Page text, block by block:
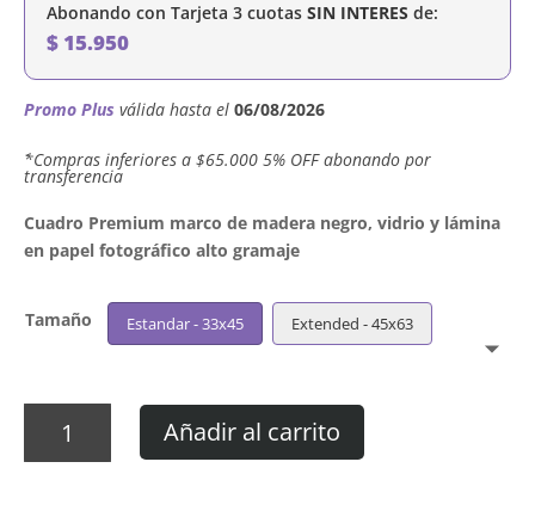
Abonando con Tarjeta 3 cuotas SIN INTERES de:
$ 15.950
Promo Plus válida hasta el 06/08/2026
´*Compras inferiores a $65.000 5% OFF abonando por
transferencia
Cuadro Premium marco de madera negro, vidrio y lámina
en papel fotográfico alto gramaje
Tamaño Estandar - 33x45 Extended - 45x63
Ultravox
Añadir al carrito